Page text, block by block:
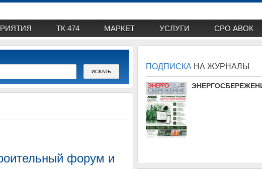
ТК 474 МАРКЕТ УСЛУГИ СРО АВОК
форум и
ПОДПИСКА НА ЖУРНАЛЫ
АВОК